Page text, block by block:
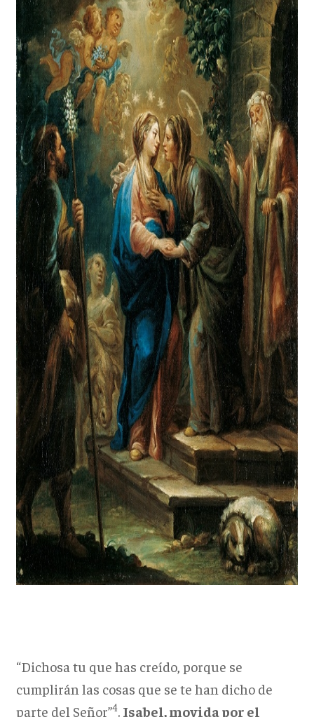
“Dichosa tu que has creído, porque se
cumplirán las cosas que se te han dicho de
parte del Señor”4. Isabel, movida por el